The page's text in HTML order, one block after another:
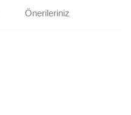
Önerileriniz